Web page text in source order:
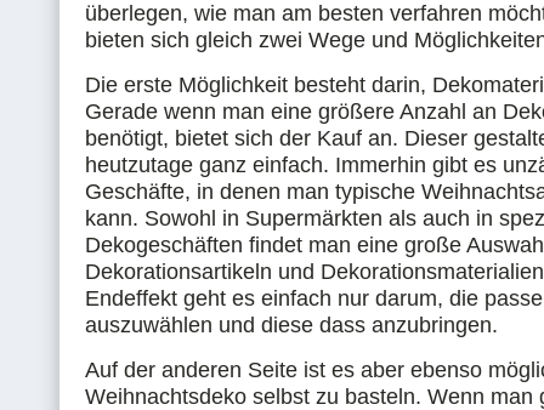
überlegen, wie man am besten verfahren
bieten sich gleich zwei Wege und
Die erste Möglichkeit besteht darin,
Gerade wenn man eine größere Anzahl an
benötigt, bietet sich der Kauf an. Dieser
heutzutage ganz einfach. Immerhin gibt es
Geschäfte, in denen man typische
kann. Sowohl in Supermärkten als auch in
Dekogeschäften findet man eine große
Dekorationsartikeln und
Endeffekt geht es einfach nur darum, die
auszuwählen und diese dass anzubringen.
Auf der anderen Seite ist es aber ebenso
Weihnachtsdeko selbst zu basteln. Wenn man